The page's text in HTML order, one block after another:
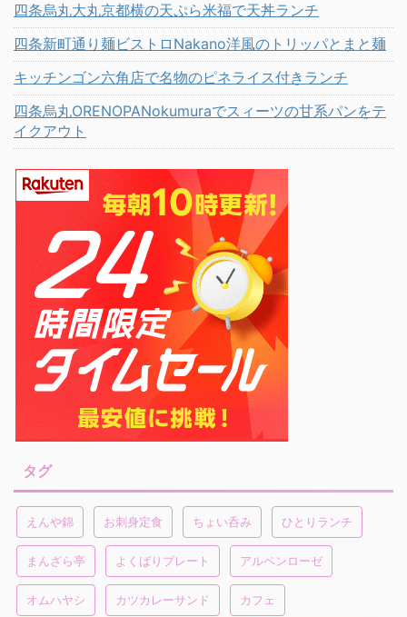
四条烏丸大丸京都横の天ぷら米福で天丼ランチ
四条新町通り麺ビストロNakano洋風のトリッパとまと麺
キッチンゴン六角店で名物のピネライス付きランチ
四条烏丸ORENOPANokumuraでスィーツの甘系パンをテ
イクアウト
タグ
えんや錦 お刺身定食 ちょい呑み ひとりランチ
まんざら亭 よくばりプレート アルペンローゼ
オムハヤシ カツカレーサンド カフェ